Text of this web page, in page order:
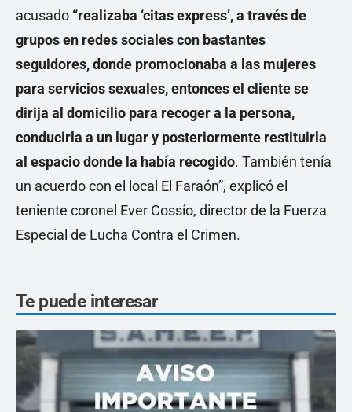
acusado “realizaba ‘citas express’, a través de
grupos en redes sociales con bastantes
seguidores, donde promocionaba a las mujeres
para servicios sexuales, entonces el cliente se
dirija al domicilio para recoger a la persona,
conducirla a un lugar y posteriormente restituirla
al espacio donde la había recogido. También tenía
un acuerdo con el local El Faraón”, explicó el
teniente coronel Ever Cossío, director de la Fuerza
Especial de Lucha Contra el Crimen.
Te puede interesar